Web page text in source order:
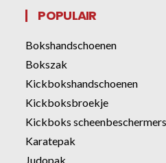
POPULAIR
Bokshandschoenen
Bokszak
Kickbokshandschoenen
Kickboksbroekje
Kickboks scheenbeschermers
Karatepak
Judopak